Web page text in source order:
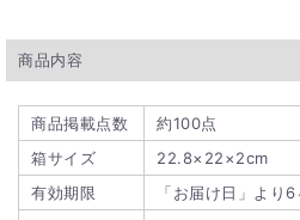
Q. 直送でギフトを贈ったとき
直送ギフトの場合、贈り先様へ
ございません。ご安心ください。
商品内容
商品掲載点数
約100点
箱サイズ
22.8×22×2cm
有効期限
「お届け日」より6